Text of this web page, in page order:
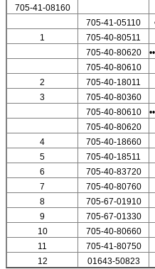
705-41-08160
705-41-05110
1
705-40-80511
705-40-80620
705-40-80610
2
705-40-18011
3
705-40-80360
705-40-80610
705-40-80620
4
705-40-18660
5
705-40-18511
6
705-40-83720
7
705-40-80760
8
705-67-01910
9
705-67-01330
10
705-40-80660
11
705-41-80750
12
01643-50823